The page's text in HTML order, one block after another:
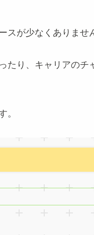
スが少なくありませ
たり、キャリアのチ
。